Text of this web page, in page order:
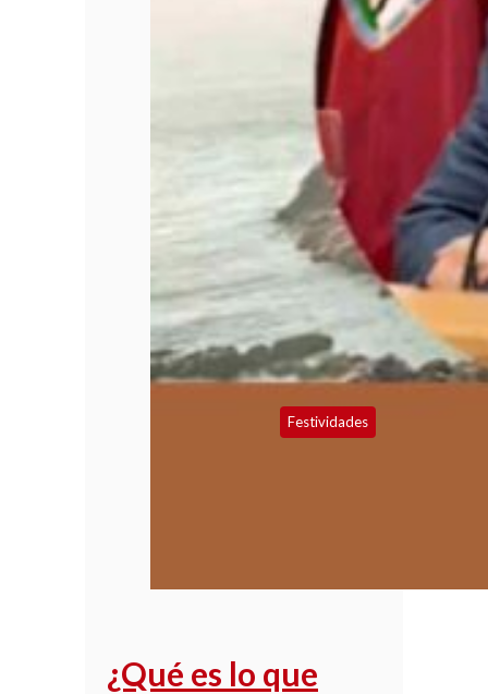
Festividades
¿Qué es lo que